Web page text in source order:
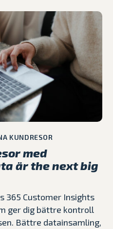
KUNDRESOR
med
är the next big
365 Customer Insights
ger dig bättre kontroll
Bättre datainsamling,